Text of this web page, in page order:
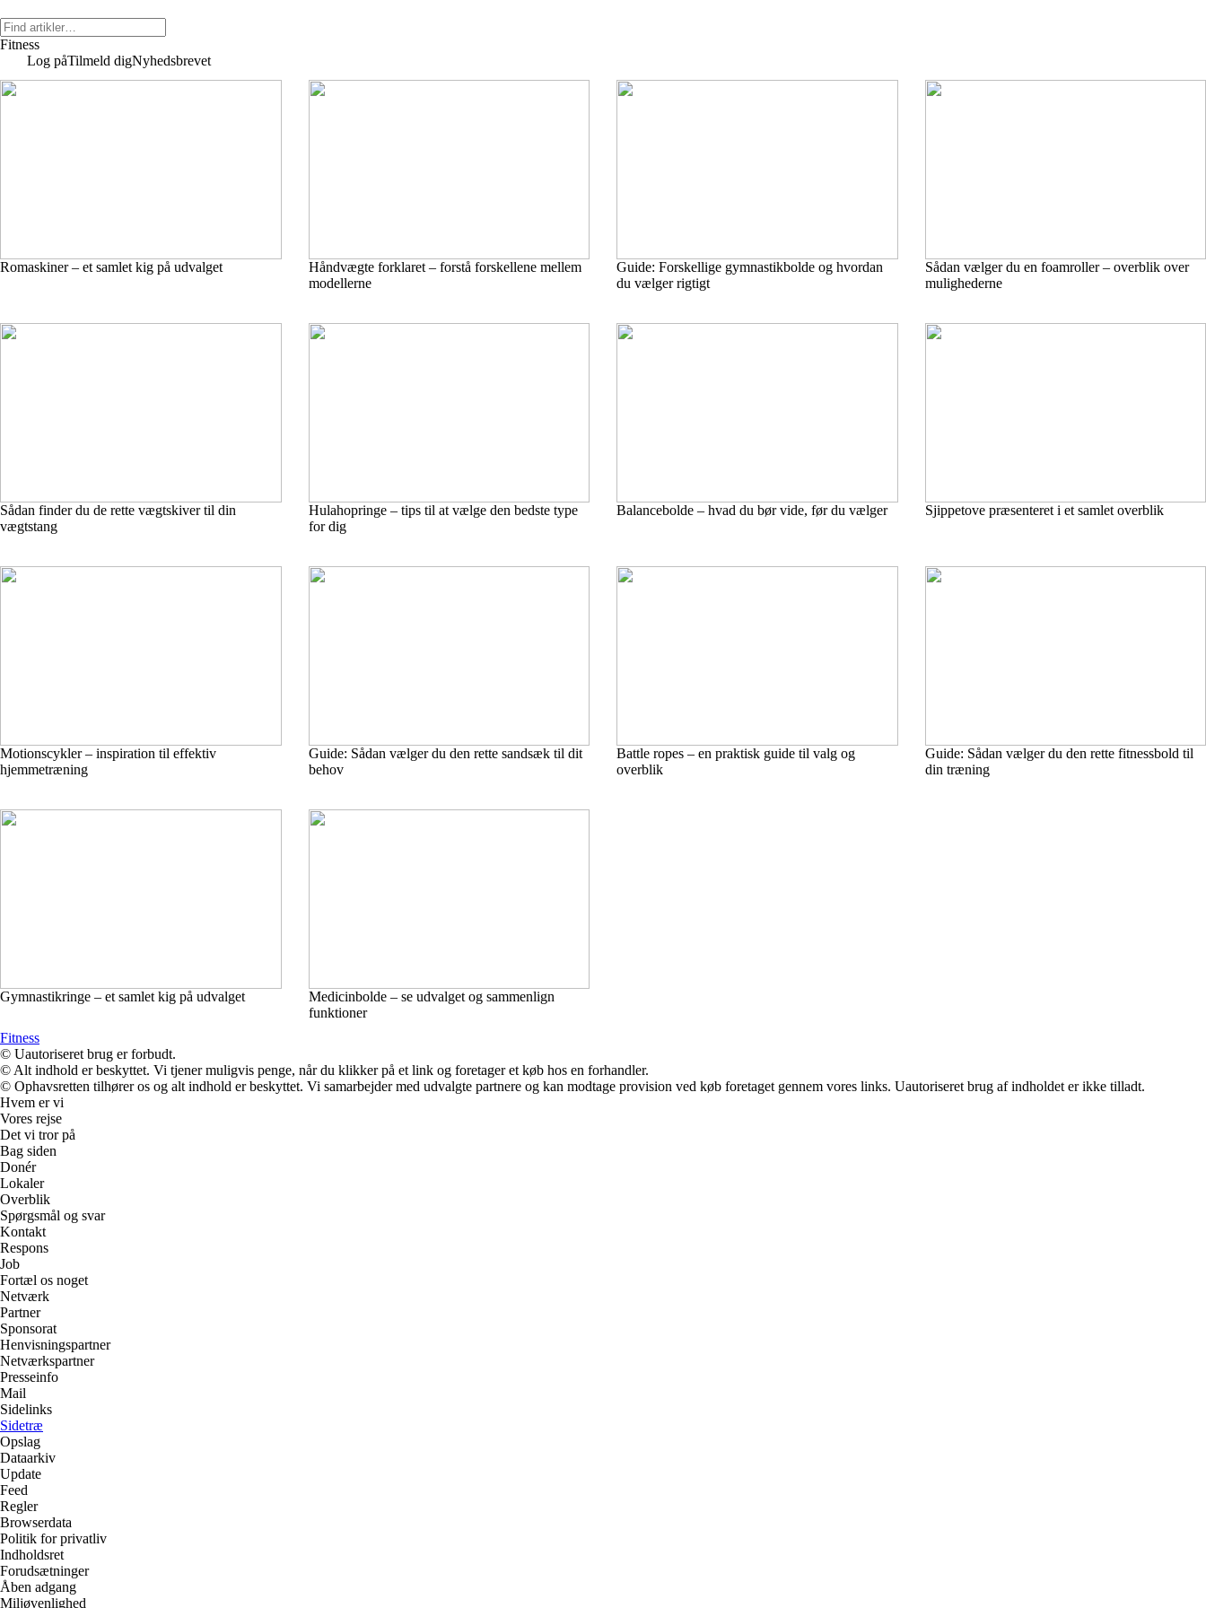
Fitness
Log påTilmeld digNyhedsbrevet
Romaskiner – et samlet kig på udvalget
Håndvægte forklaret – forstå forskellene mellem
modellerne
Guide: Forskellige gymnastikbolde og hvordan
du vælger rigtigt
Sådan vælger du en foamroller – overblik over
mulighederne
Sådan finder du de rette vægtskiver til din
vægtstang
Hulahopringe – tips til at vælge den bedste type
for dig
Balancebolde – hvad du bør vide, før du vælger Sjippetove præsenteret i et samlet overblik
Motionscykler – inspiration til effektiv
hjemmetræning
Guide: Sådan vælger du den rette sandsæk til dit
behov
Battle ropes – en praktisk guide til valg og
overblik
Guide: Sådan vælger du den rette fitnessbold til
din træning
Gymnastikringe – et samlet kig på udvalget
Medicinbolde – se udvalget og sammenlign
funktioner
Fitness
© Uautoriseret brug er forbudt.
© Alt indhold er beskyttet. Vi tjener muligvis penge, når du klikker på et link og foretager et køb hos en forhandler.
© Ophavsretten tilhører os og alt indhold er beskyttet. Vi samarbejder med udvalgte partnere og kan modtage provision ved køb foretaget gennem vores links. Uautoriseret brug af indholdet er ikke tilladt.
Hvem er vi
Vores rejse
Det vi tror på
Bag siden
Donér
Lokaler
Overblik
Spørgsmål og svar
Kontakt
Respons
Job
Fortæl os noget
Netværk
Partner
Sponsorat
Henvisningspartner
Netværkspartner
Presseinfo
Mail
Sidelinks
Sidetræ
Opslag
Dataarkiv
Update
Feed
Regler
Browserdata
Politik for privatliv
Indholdsret
Forudsætninger
Åben adgang
Miljøvenlighed